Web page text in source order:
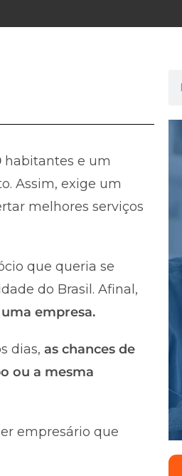
habitantes e um
Assim, exige um
melhores serviços
que queria se
do Brasil. Afinal,
empresa.
dias, as chances de
ou a mesma
empresário que